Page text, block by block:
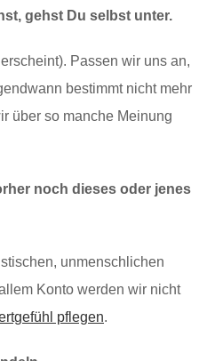
gehst Du selbst unter.
Passen wir uns an,
bestimmt nicht mehr
über so manche Meinung
noch dieses oder jenes
unmenschlichen
Konto werden wir nicht
pflegen.